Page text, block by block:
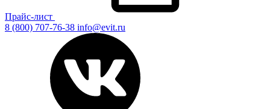
Прайс-лист
8 (800) 707-76-38 info@evit.ru